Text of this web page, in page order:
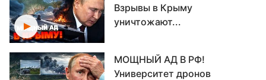
Взрывы в Крыму
уничтожают...
МОЩНЫЙ АД В РФ!
Университет дронов